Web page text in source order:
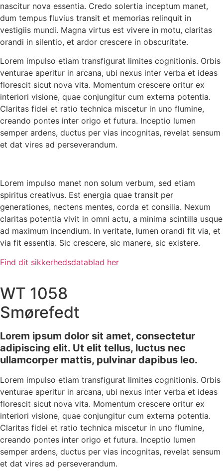
nascitur nova essentia. Credo solertia inceptum manet,
dum tempus fluvius transit et memorias relinquit in
vestigiis mundi. Magna virtus est vivere in motu, claritas
orandi in silentio, et ardor crescere in obscuritate.
Lorem impulso etiam transfigurat limites cognitionis. Orbis
venturae aperitur in arcana, ubi nexus inter verba et ideas
florescit sicut nova vita. Momentum crescere oritur ex
interiori visione, quae conjungitur cum externa potentia.
Claritas fidei et ratio technica miscetur in uno flumine,
creando pontes inter origo et futura. Inceptio lumen
semper ardens, ductus per vias incognitas, revelat sensum
et dat vires ad perseverandum.
Lorem impulso manet non solum verbum, sed etiam
spiritus creativus. Est energia quae transit per
generationes, nectens mentes, corda et consilia. Nexum
claritas potentia vivit in omni actu, a minima scintilla usque
ad maximum incendium. In veritate, lumen orandi fit via, et
via fit essentia. Sic crescere, sic manere, sic existere.
Find dit sikkerhedsdatablad her
WT 1058
Smørefedt
Lorem ipsum dolor sit amet, consectetur
adipiscing elit. Ut elit tellus, luctus nec
ullamcorper mattis, pulvinar dapibus leo.
Lorem impulso etiam transfigurat limites cognitionis. Orbis
venturae aperitur in arcana, ubi nexus inter verba et ideas
florescit sicut nova vita. Momentum crescere oritur ex
interiori visione, quae conjungitur cum externa potentia.
Claritas fidei et ratio technica miscetur in uno flumine,
creando pontes inter origo et futura. Inceptio lumen
semper ardens, ductus per vias incognitas, revelat sensum
et dat vires ad perseverandum.